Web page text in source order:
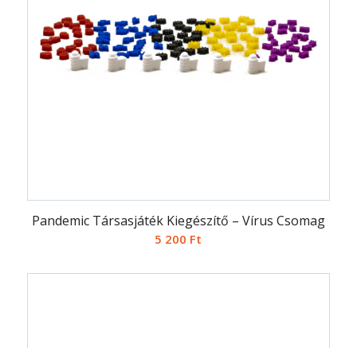
Pandemic Társasjáték Kiegészítő – Vírus Csomag
5 200 Ft